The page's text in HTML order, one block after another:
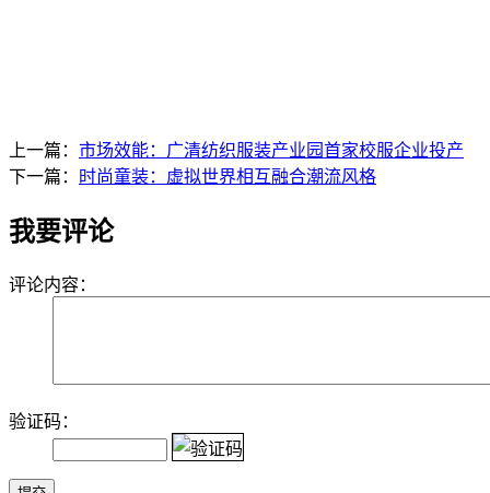
上一篇： 市场效能：广清纺织服装产业园首家校服企业投产
下一篇：
时尚童装：虚拟世界相互融合潮流风格
我要评论
评论内容：
验证码：